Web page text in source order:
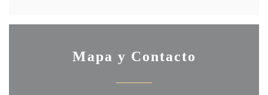
Mapa y Contacto